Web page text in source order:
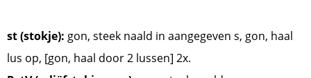
st (stokje): gon, steek naald in aangegeven s, gon, haal
lus op, [gon, haal door 2 lussen] 2x.